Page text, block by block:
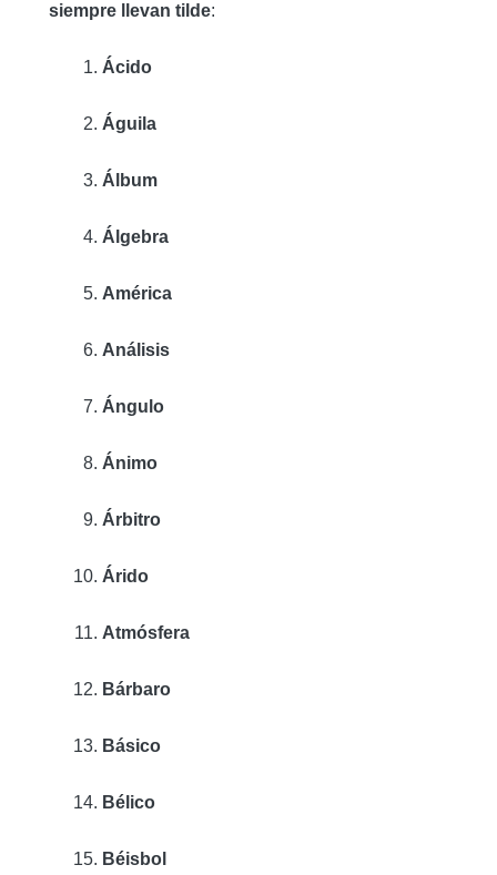
siempre llevan tilde:
Ácido
Águila
Álbum
Álgebra
América
Análisis
Ángulo
Ánimo
Árbitro
Árido
Atmósfera
Bárbaro
Básico
Bélico
Béisbol